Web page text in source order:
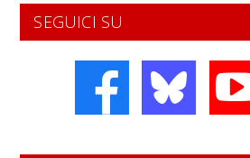
SEGUICI SU